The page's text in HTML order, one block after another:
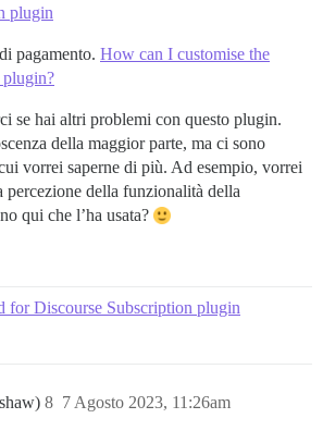
plugin
pagamento. How can I customise the
plugin?
se hai altri problemi con questo plugin.
della maggior parte, ma ci sono
vorrei saperne di più. Ad esempio, vorrei
percezione della funzionalità della
qui che l’ha usata?
for Discourse Subscription plugin
7 Agosto 2023, 11:26am
8